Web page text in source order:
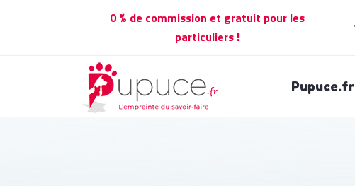
0 % de commission et gratuit pour les
particuliers !
Pupuce.fr